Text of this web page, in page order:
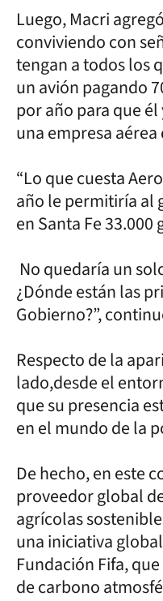
Luego, Macri
conviviendo con
tengan a todos los
un avión pagando
por año para que
una empresa
“Lo que cuesta
año le permitiría al
en Santa Fe 33.000
No quedaría un
¿Dónde están las
Gobierno?”,
Respecto de la
lado,desde el
que su presencia
en el mundo de la
De hecho, en este
proveedor global
agrícolas
una iniciativa
Fundación Fifa,
de carbono